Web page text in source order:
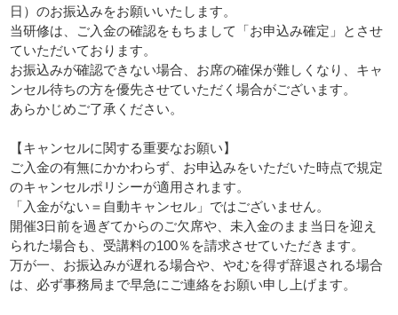
日）のお振込みをお願いいたします。
当研修は、ご入金の確認をもちまして「お申込み確定」とさせ
ていただいております。
お振込みが確認できない場合、お席の確保が難しくなり、キャ
ンセル待ちの方を優先させていただく場合がございます。
あらかじめご了承ください。
【キャンセルに関する重要なお願い】
ご入金の有無にかかわらず、お申込みをいただいた時点で規定
のキャンセルポリシーが適用されます。
「入金がない＝自動キャンセル」ではございません。
開催3日前を過ぎてからのご欠席や、未入金のまま当日を迎え
られた場合も、受講料の100％を請求させていただきます。
万が一、お振込みが遅れる場合や、やむを得ず辞退される場合
は、必ず事務局まで早急にご連絡をお願い申し上げます。